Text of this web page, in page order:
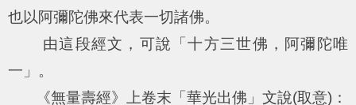
也以阿彌陀佛來代表一切諸佛。
由這段經文，可說「十方三世佛，阿彌陀唯
一」。
《無量壽經》上卷末「華光出佛」文說(取意)：